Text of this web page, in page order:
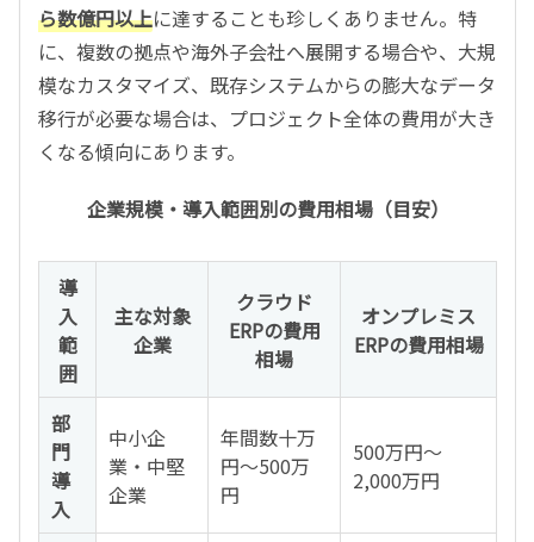
ら数億円以上に達することも珍しくありません。特
に、複数の拠点や海外子会社へ展開する場合や、大規
模なカスタマイズ、既存システムからの膨大なデータ
移行が必要な場合は、プロジェクト全体の費用が大き
くなる傾向にあります。
企業規模・導入範囲別の費用相場（目安）
導
入
範
囲
主な対象
企業
クラウド
ERPの費用
相場
オンプレミス
ERPの費用相場
部
門
導
入
中小企
業・中堅
企業
年間数十万
円～500万
円
500万円～
2,000万円